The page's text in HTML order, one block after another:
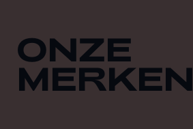
ONZE
MERKEN